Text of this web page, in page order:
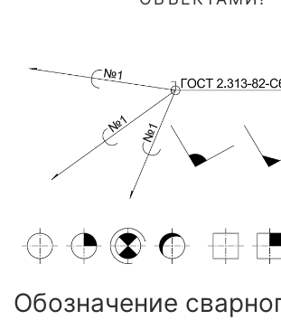
Обозначение